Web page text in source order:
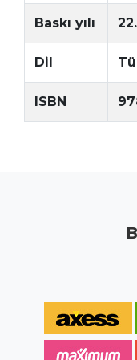
Baskı yılı
Dil
ISBN